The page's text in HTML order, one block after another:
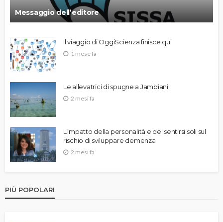
Messaggio dell’editore
Il viaggio di OggiScienza finisce qui
1 mese fa
Le allevatrici di spugne a Jambiani
2 mesi fa
L’impatto della personalità e del sentirsi soli sul
rischio di sviluppare demenza
2 mesi fa
PIÙ POPOLARI